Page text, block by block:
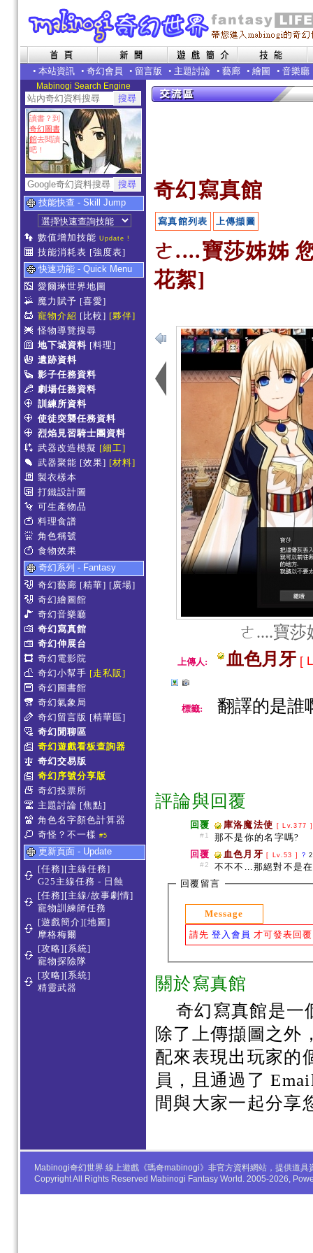
• 本站資訊 • 奇幻會員 • 留言版 • 主題討論 • 藝廊 • 繪圖 • 音樂廳
Mabinogi Search Engine
讀書？到
奇幻圖書
館去閱讀
吧！
技能快查 - Skill Jump
數值增加技能 Update !
技能消耗表 [強度表]
快速功能 - Quick Menu
愛爾琳世界地圖
魔力賦予 [喜愛]
寵物介紹 [比較] [夥伴]
怪物導覽搜尋
地下城資料 [料理]
遺跡資料
影子任務資料
劇場任務資料
訓練所資料
使徒突襲任務資料
烈焰見習騎士團資料
武器改造模擬 [細工]
武器聚能 [效果] [材料]
製衣樣本
打鐵設計圖
可生產物品
料理食譜
角色稱號
食物效果
奇幻系列 - Fantasy
奇幻藝廊 [精華] [廣場]
奇幻繪圖館
奇幻音樂廳
奇幻寫真館
奇幻伸展台
奇幻電影院
奇幻小幫手 [走私販]
奇幻圖書館
奇幻氣象局
奇幻留言版 [精華區]
奇幻閒聊區
奇幻遊戲看板查詢器
奇幻交易版
奇幻序號分享版
奇幻投票所
主題討論 [焦點]
角色名字顏色計算器
奇怪？不一樣 #5
更新頁面 - Update
[任務][主線任務]
G25主線任務 - 日蝕
[任務][主線/故事劇情]
寵物訓練師任務
[遊戲簡介][地圖]
摩格梅爾
[攻略][系統]
寵物探險隊
[攻略][系統]
精靈武器
奇幻寫真館
寫真館列表 上傳擷圖
ㄜ....寶莎姊姊
花絮]
ㄜ....寶
上傳人: 血色月牙 [
標籤: 翻譯的是誰
評論與回覆
回覆
#1
庫洛魔法使 [ Lv.377
那不是你的名字嗎?
回覆
#2
血色月牙 [ Lv.53 ] ?
不不不...那絕對不是
回覆留言
Message
請先 登入會員 才可發表回
關於寫真館
奇幻寫真館是一
除了上傳擷圖之外
配來表現出玩家的
員，且通過了
間與大家一起分享
Mabinogi奇幻世界 線上遊戲《瑪奇mabinogi》非官方資料網站，提供道
Copyright All Rights Reserved Mabinogi Fantasy World. 2005-2026,